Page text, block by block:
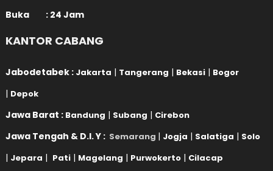
Buka : 24 Jam
KANTOR CABANG
Jabodetabek : Jakarta | Tangerang | Bekasi | Bogor
| Depok
Jawa Barat : Bandung | Subang | Cirebon
Jawa Tengah & D.I. Y : Semarang | Jogja | Salatiga | Solo
| Jepara | Pati | Magelang | Purwokerto | Cilacap